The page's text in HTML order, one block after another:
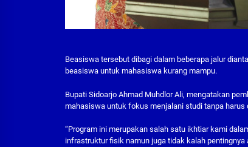
Beasiswa tersebut dibagi dalam beberapa jalur
beasiswa untuk mahasiswa kurang mampu.
Bupati Sidoarjo Ahmad Muhdlor Ali, mengatakan
mahasiswa untuk fokus menjalani studi tanpa harus
“Program ini merupakan salah satu ikhtiar kami
infrastruktur fisik namun juga tidak kalah